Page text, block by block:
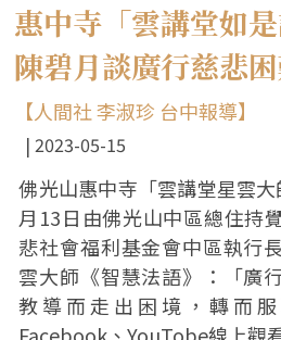
惠中寺「雲講堂如
陳碧月談廣行慈悲
【人間社 李淑珍 台中報導】
2023-05-15
佛光山惠中寺「雲講堂星雲
月13日由佛光山中區總住持
悲社會福利基金會中區執行
雲大師《智慧法語》：「廣
教導而走出困境，轉而